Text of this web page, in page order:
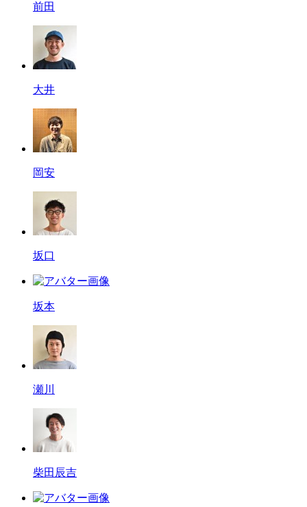
前田
大井
岡安
坂口
坂本
瀬川
柴田辰吉